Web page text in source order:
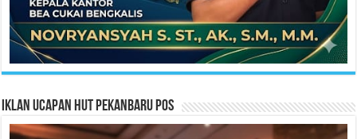
Iklan Ucapan HUT Pekanbaru Pos